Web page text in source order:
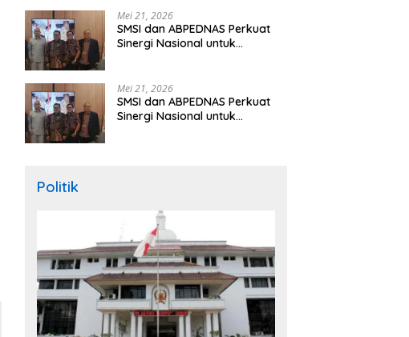
Mei 21, 2026
SMSI dan ABPEDNAS Perkuat
Sinergi Nasional untuk
Mei 21, 2026
SMSI dan ABPEDNAS Perkuat
Sinergi Nasional untuk
Politik